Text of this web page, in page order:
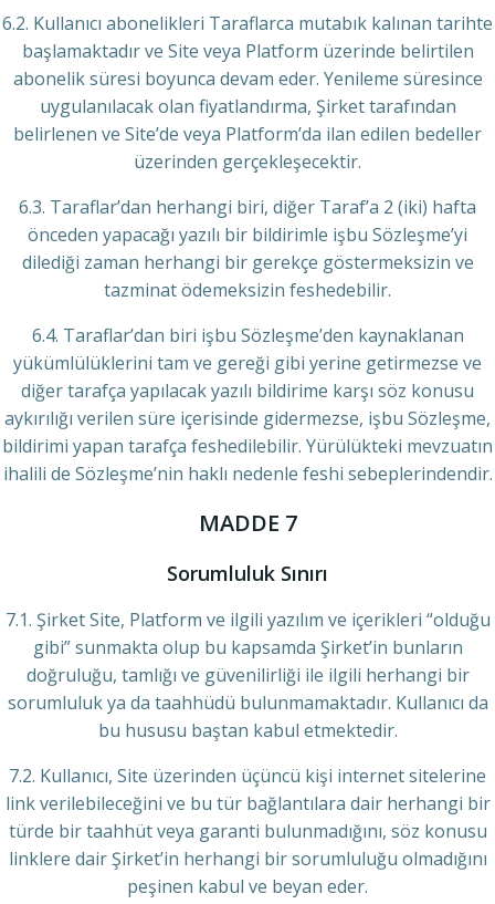
6.2. Kullanıcı abonelikleri Taraflarca mutabık kalınan tarihte
başlamaktadır ve Site veya Platform üzerinde belirtilen
abonelik süresi boyunca devam eder. Yenileme süresince
uygulanılacak olan fiyatlandırma, Şirket tarafından
belirlenen ve Site’de veya Platform’da ilan edilen bedeller
üzerinden gerçekleşecektir.
6.3. Taraflar’dan herhangi biri, diğer Taraf’a 2 (iki) hafta
önceden yapacağı yazılı bir bildirimle işbu Sözleşme’yi
dilediği zaman herhangi bir gerekçe göstermeksizin ve
tazminat ödemeksizin feshedebilir.
6.4. Taraflar’dan biri işbu Sözleşme’den kaynaklanan
yükümlülüklerini tam ve gereği gibi yerine getirmezse ve
diğer tarafça yapılacak yazılı bildirime karşı söz konusu
aykırılığı verilen süre içerisinde gidermezse, işbu Sözleşme,
bildirimi yapan tarafça feshedilebilir. Yürülükteki mevzuatın
ihalili de Sözleşme’nin haklı nedenle feshi sebeplerindendir.
MADDE 7
Sorumluluk Sınırı
7.1. Şirket Site, Platform ve ilgili yazılım ve içerikleri “olduğu
gibi” sunmakta olup bu kapsamda Şirket’in bunların
doğruluğu, tamlığı ve güvenilirliği ile ilgili herhangi bir
sorumluluk ya da taahhüdü bulunmamaktadır. Kullanıcı da
bu hususu baştan kabul etmektedir.
7.2. Kullanıcı, Site üzerinden üçüncü kişi internet sitelerine
link verilebileceğini ve bu tür bağlantılara dair herhangi bir
türde bir taahhüt veya garanti bulunmadığını, söz konusu
linklere dair Şirket’in herhangi bir sorumluluğu olmadığını
peşinen kabul ve beyan eder.